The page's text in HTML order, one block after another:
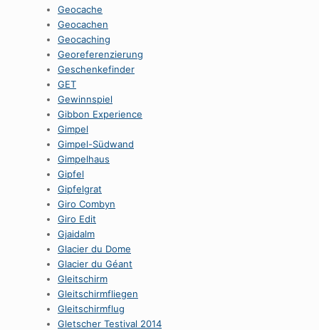
Geocache
Geocachen
Geocaching
Georeferenzierung
Geschenkefinder
GET
Gewinnspiel
Gibbon Experience
Gimpel
Gimpel-Südwand
Gimpelhaus
Gipfel
Gipfelgrat
Giro Combyn
Giro Edit
Gjaidalm
Glacier du Dome
Glacier du Géant
Gleitschirm
Gleitschirmfliegen
Gleitschirmflug
Gletscher Testival 2014